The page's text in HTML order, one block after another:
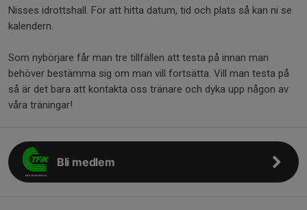
Nisses idrottshall. För att hitta datum, tid och plats så kan ni se
kalendern.
Som nybörjare får man tre tillfällen att testa på innan man
behöver bestämma sig om man vill fortsätta. Vill man testa på
så är det bara att kontakta oss tränare och dyka upp någon av
våra träningar!
Bli medlem